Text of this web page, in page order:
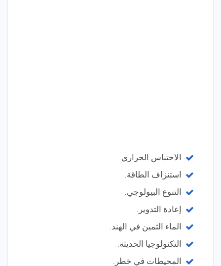
الاحتباس الحراري.
استنزاف الطاقة.
التنوع البيولوجي.
إعادة التدوير.
الماء الثمين في الهند.
التكنولوجيا الحديثة.
المحيطات في خطر.